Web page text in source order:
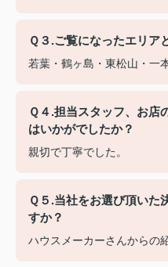
Ｑ３.ご覧になったエリア
若葉・鶴ヶ島・東松山・一
Ｑ４.担当スタッフ、お店
はいかがでしたか？
親切で丁寧でした。
Ｑ５.当社をお選び頂いた
すか？
ハウスメーカーさんからの